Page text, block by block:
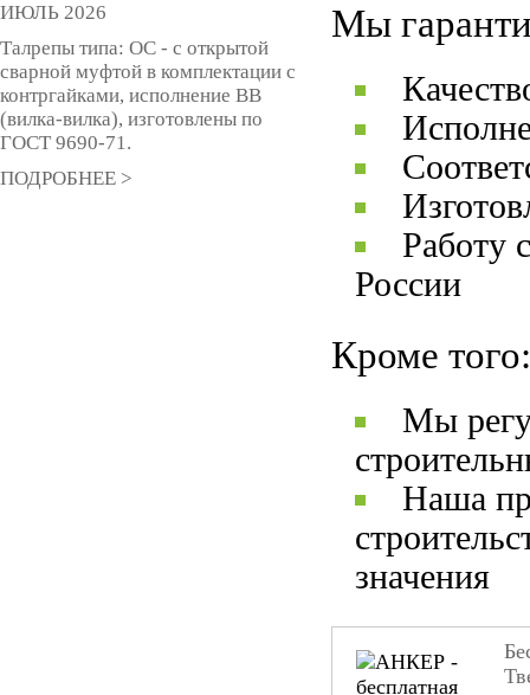
Мы
Работу
России
Кроме того:
Мы
Наша
значения
ИЮЛЬ 2026
Талрепы типа: ОС - с открытой
сварной муфтой в комплектации с
контргайками, исполнение ВВ
(вилка-вилка), изготовлены по
ГОСТ 9690-71.
ПОДРОБНЕЕ >